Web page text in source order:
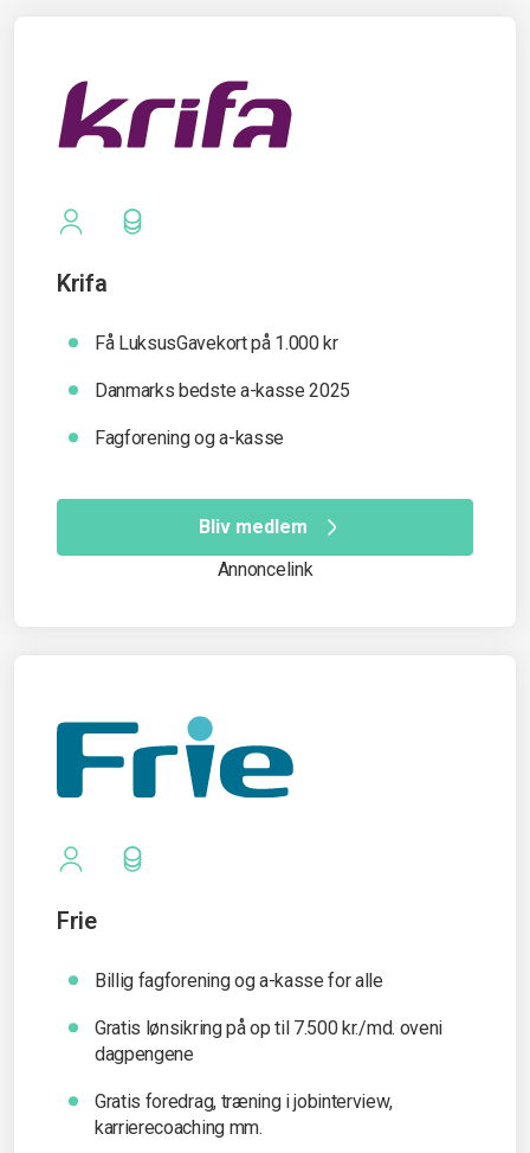
Krifa
Få LuksusGavekort på 1.000 kr
Danmarks bedste a-kasse 2025
Fagforening og a-kasse
Bliv medlem
Annoncelink
Frie
Billig fagforening og a-kasse for alle
Gratis lønsikring på op til 7.500 kr./md. oveni
dagpengene
Gratis foredrag, træning i jobinterview,
karrierecoaching mm.